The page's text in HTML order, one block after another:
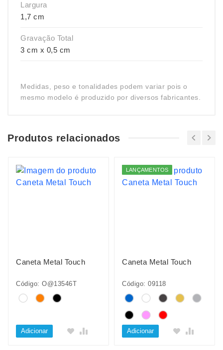
Largura
1,7 cm
Gravação Total
3 cm x 0,5 cm
Medidas, peso e tonalidades podem variar pois o
mesmo modelo é produzido por diversos fabricantes.
Produtos relacionados
Caneta Metal Touch
Código: O@13546T
Adicionar
LANÇAMENTOS
Caneta Metal Touch
Código: 09118
Adicionar